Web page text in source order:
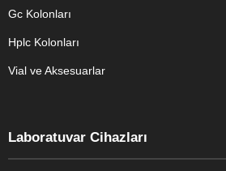
Gc Kolonları
Hplc Kolonları
Vial ve Aksesuarlar
Laboratuvar Cihazları